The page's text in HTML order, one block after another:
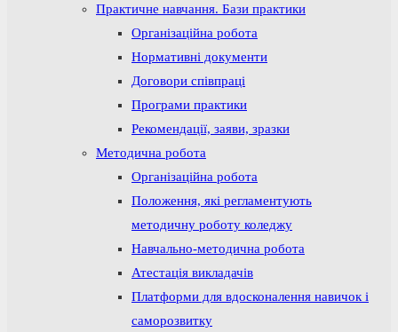
Практичне навчання. Бази практики
Організаційна робота
Нормативні документи
Договори співпраці
Програми практики
Рекомендації, заяви, зразки
Методична робота
Організаційна робота
Положення, які регламентують
методичну роботу коледжу
Навчально-методична робота
Атестація викладачів
Платформи для вдосконалення навичок і
саморозвитку